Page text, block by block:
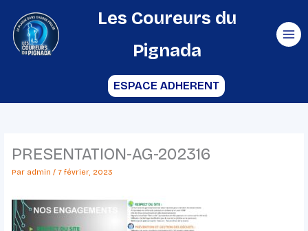
contenu
Les Coureurs du
Pignada
ESPACE ADHERENT
PRESENTATION-AG-202316
Par admin / 7 février, 2023